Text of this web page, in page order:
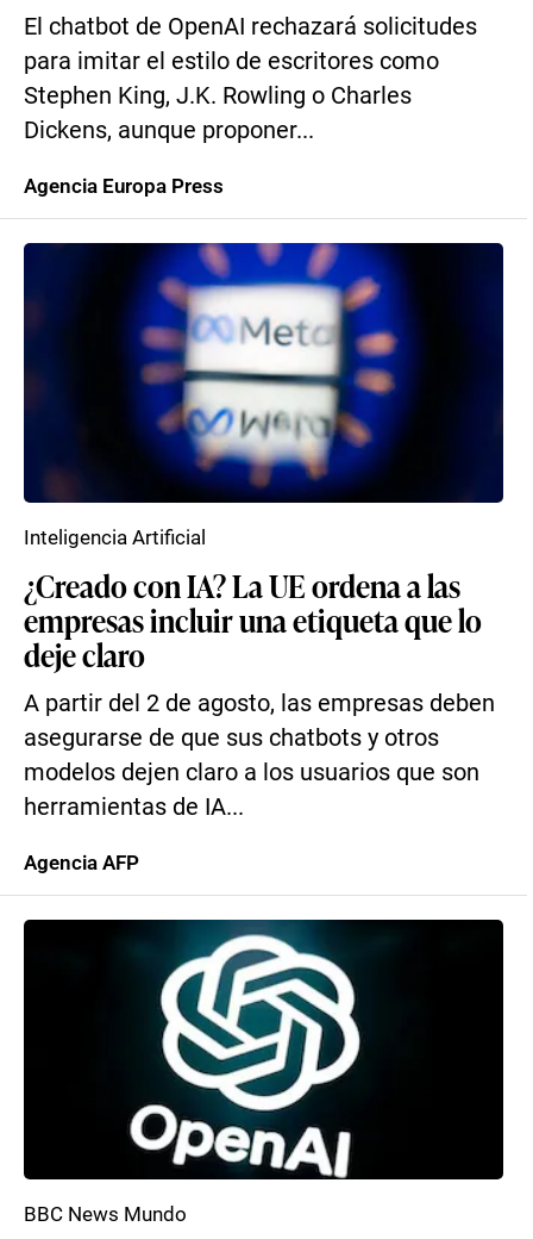
El chatbot de OpenAI rechazará solicitudes
para imitar el estilo de escritores como
Stephen King, J.K. Rowling o Charles
Dickens, aunque proponer...
Agencia Europa Press
¿Creado con IA? La UE ordena a las
empresas incluir una etiqueta que lo
deje claro
A partir del 2 de agosto, las empresas deben
asegurarse de que sus chatbots y otros
modelos dejen claro a los usuarios que son
herramientas de IA...
Inteligencia Artificial
Agencia AFP
BBC News Mundo